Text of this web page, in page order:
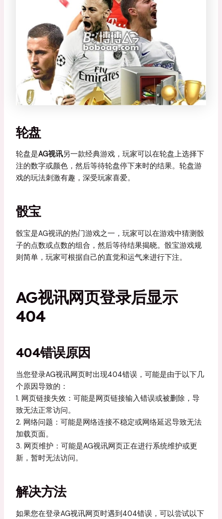
轮盘
轮盘是AG视讯另一款经典游戏，玩家可以在轮盘上选择下
注的数字或颜色，然后等待轮盘停下来时的结果。轮盘游
戏的玩法刺激有趣，深受玩家喜爱。
骰宝
骰宝是AG视讯的热门游戏之一，玩家可以在游戏中猜测骰
子的点数或点数的组合，然后等待结果揭晓。骰宝游戏规
则简单，玩家可根据自己的直觉和运气来进行下注。
AG视讯网页登录后显示
404
404错误原因
当您登录AG视讯网页时出现404错误，可能是由于以下几
个原因导致的：
1. 网页链接失效：可能是网页链接输入错误或被删除，导
致无法正常访问。
2. 网络问题：可能是网络连接不稳定或网络延迟导致无法
加载页面。
3. 网页维护：可能是AG视讯网页正在进行系统维护或更
新，暂时无法访问。
解决方法
如果您在登录AG视讯网页时遇到404错误，可以尝试以下